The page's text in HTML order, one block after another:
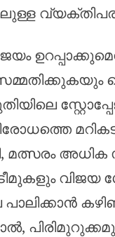
മത്സരം അധിക
ടീമുകളും